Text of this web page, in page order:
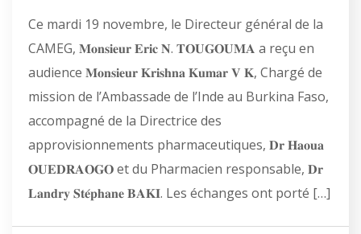
Ce mardi 19 novembre, le Directeur général de la
CAMEG, 𝐌𝐨𝐧𝐬𝐢𝐞𝐮𝐫 𝐄𝐫𝐢𝐜 𝐍. 𝐓𝐎𝐔𝐆𝐎𝐔𝐌𝐀 a reçu en
audience 𝐌𝐨𝐧𝐬𝐢𝐞𝐮𝐫 𝐊𝐫𝐢𝐬𝐡𝐧𝐚 𝐊𝐮𝐦𝐚𝐫 𝐕 𝐊, Chargé de
mission de l’Ambassade de l’Inde au Burkina Faso,
accompagné de la Directrice des
approvisionnements pharmaceutiques, 𝐃𝐫 𝐇𝐚𝐨𝐮𝐚
𝐎𝐔𝐄𝐃𝐑𝐀𝐎𝐆𝐎 et du Pharmacien responsable, 𝐃𝐫
𝐋𝐚𝐧𝐝𝐫𝐲 𝐒𝐭𝐞́𝐩𝐡𝐚𝐧𝐞 𝐁𝐀𝐊𝐈. Les échanges ont porté […]